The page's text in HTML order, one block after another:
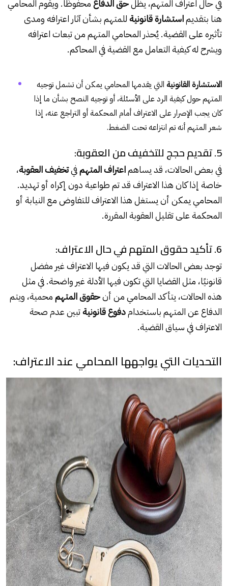
في حال اعتراف المتهم، يظلحق الدفاعمحفوظًا. ويقوم المحامي
هنا بتقديماستشارة قانونيةللمتهم بشأن آثار اعترافه ومدى
تأثيره على القضية. يُحذر المحامي المتهم من تبعات اعترافه
ويشرح له كيفية التعامل مع القضية في المحاكم.
الاستشارة القانونية التي يقدمها المحامي يمكن أن تشمل توجيه
المتهم حول كيفية الرد على الأسئلة، أو توجيه النصح بشأن ما إذا
كان يجب الإصرار على الاعتراف أمام المحكمة أو التراجع عنه، إذا
شعر المتهم أنه تم انتزاعه تحت الضغط.
5. تقديم حجج للتخفيف من العقوبة:
في بعض الحالات، قد يساهماعتراف المتهمفيتخفيف العقوبة،
خاصة إذا كان هذا الاعتراف قد تم طواعية دون إكراه أو تهديد.
المحامي يمكن أن يستغل هذا الاعتراف للتفاوض مع النيابة أو
المحكمة على تقليل العقوبة المقررة.
6. تأكيد حقوق المتهم في حال الاعتراف:
توجد بعض الحالات التي قد يكون فيها الاعتراف غير مفضل
قانونيًا، مثل القضايا التي تكون فيها الأدلة غير واضحة. في مثل
هذه الحالات، يتأكد المحامي من أنحقوق المتهممحمية، ويتم
الدفاع عن المتهم باستخدامدفوع قانونيةتبين عدم صحة
الاعتراف في سياق القضية.
التحديات التي يواجهها المحامي عند الاعتراف: